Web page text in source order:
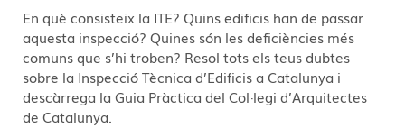
En què consisteix la ITE? Quins edificis han de passar
aquesta inspecció? Quines són les deficiències més
comuns que s’hi troben? Resol tots els teus dubtes
sobre la Inspecció Tècnica d’Edificis a Catalunya i
descàrrega la Guia Pràctica del Col·legi d’Arquitectes
de Catalunya.